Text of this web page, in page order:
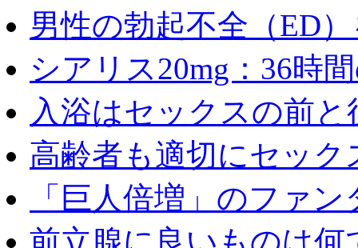
男性の勃起不全（ED
シアリス20mg：36時
入浴はセックスの前と
高齢者も適切にセック
「巨人倍増」のファ